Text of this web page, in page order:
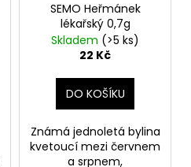
SEMO Heřmánek
lékařský 0,7g
Skladem (>5 ks)
22 Kč
DO KOŠÍKU
Známá jednoletá bylina
kvetoucí mezi červnem
a srpnem,